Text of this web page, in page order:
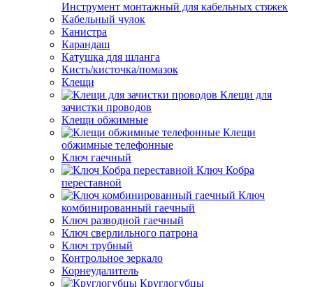
Инструмент монтажный для кабельных стяжек
Кабельный чулок
Канистра
Карандаш
Катушка для шланга
Кисть/кисточка/помазок
Клещи
Клещи для
зачистки проводов
Клещи обжимные
Клещи
обжимные телефонные
Ключ гаечный
Ключ Кобра
переставной
Ключ
комбинированный гаечный
Ключ разводной гаечный
Ключ сверлильного патрона
Ключ трубный
Контрольное зеркало
Корнеудалитель
Круглогубцы